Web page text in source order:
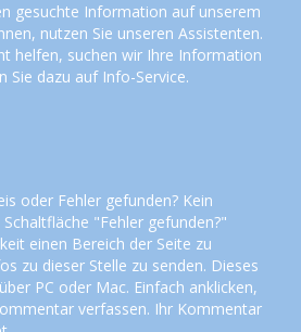
gesuchte Information auf unserem
nutzen Sie unseren Assistenten.
helfen, suchen wir Ihre Information
Sie dazu auf Info-Service.
oder Fehler gefunden? Kein
"Fehler gefunden?"
einen Bereich der Seite zu
zu dieser Stelle zu senden. Dieses
PC oder Mac. Einfach anklicken,
verfassen. Ihr Kommentar